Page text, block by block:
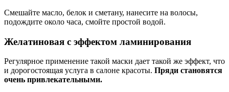
Смешайте масло, белок и сметану, нанесите на волосы,
подождите около часа, смойте простой водой.
Желатиновая с эффектом ламинирования
Регулярное применение такой маски дает такой же эффект, что
и дорогостоящая услуга в салоне красоты. Пряди становятся
очень привлекательными.